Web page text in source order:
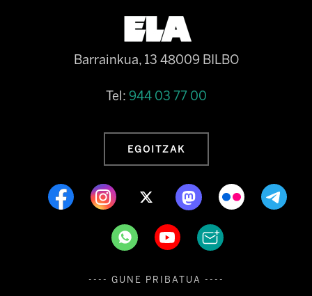
Barrainkua, 13 48009 BILBO
Tel: 944 03 77 00
EGOITZAK
---- GUNE PRIBATUA ----